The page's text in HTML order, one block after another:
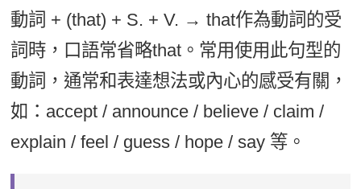
動詞 + (that) + S. + V. → that作為動詞的受
詞時，口語常省略that。常用使用此句型的
動詞，通常和表達想法或內心的感受有關，
如：accept / announce / believe / claim /
explain / feel / guess / hope / say 等。